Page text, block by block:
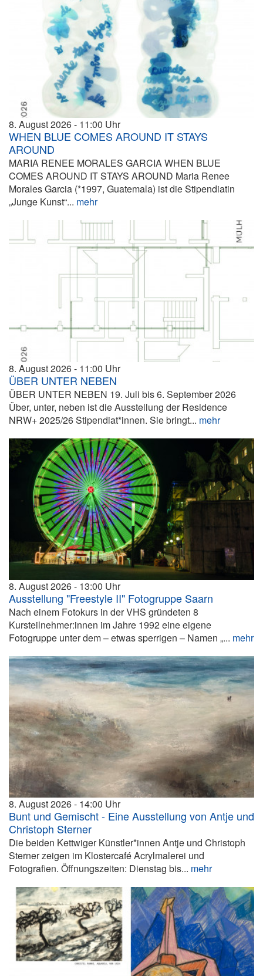
8. August 2026 11:00
WHEN BLUE COMES AROUND IT STAYS
AROUND
MARIA RENEE MORALES GARCIA WHEN BLUE
COMES AROUND IT STAYS AROUND Maria Renee
Morales Garcia (*1997, Guatemala) ist die Stipendiatin
„Junge Kunst“... mehr
8. August 2026 11:00
ÜBER UNTER NEBEN
ÜBER UNTER NEBEN 19. Juli bis 6. September 2026
Über, unter, neben ist die Ausstellung der Residence
NRW+ 2025/26 Stipendiat*innen. Sie bringt... mehr
8. August 2026 13:00
Ausstellung "Freestyle II" Fotogruppe Saarn
Nach einem Fotokurs in der VHS gründeten 8
Kursteilnehmer:innen im Jahre 1992 eine eigene
Fotogruppe unter dem – etwas sperrigen – Namen „... mehr
8. August 2026 14:00
Bunt und Gemischt - Eine Ausstellung von Antje und
Christoph Sterner
Die beiden Kettwiger Künstler*innen Antje und Christoph
Sterner zeigen im Klostercafé Acrylmalerei und
Fotografien. Öffnungszeiten: Dienstag bis... mehr